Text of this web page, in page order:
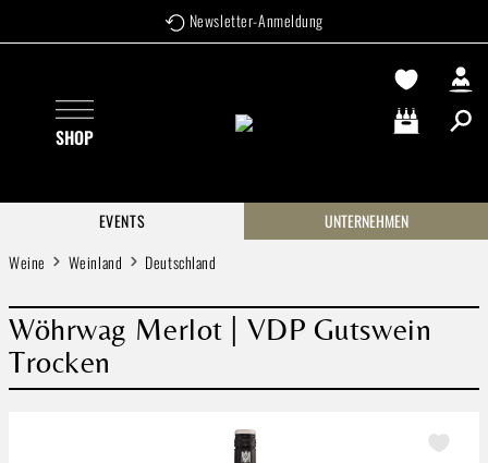
Zum Hauptinhalt springen Newsletter-Anmeldung
SHOP Warenkorb
EVENTS
UNTERNEHMEN
Weine
Weinland Deutschland
Wöhrwag Merlot | VDP Gutswein
Trocken